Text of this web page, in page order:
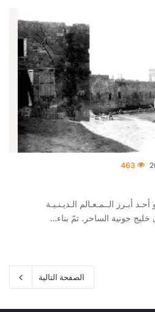
463
أبـرز الــمـعـالم الـديـنـيـة
جونية الساحر. تمّ بناء…
الصفحة التالية